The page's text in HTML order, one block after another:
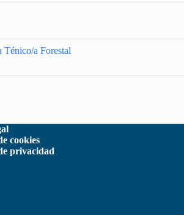
Ténico/a Forestal
cookies
privacidad